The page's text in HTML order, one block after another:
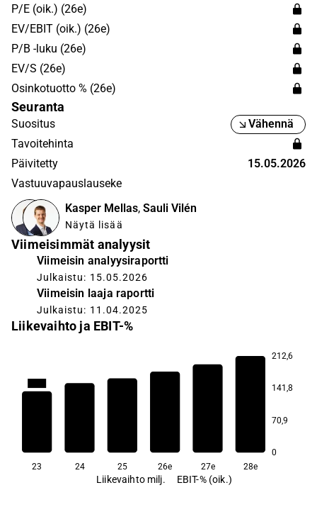
P/E (oik.) (26e)
EV/EBIT (oik.) (26e)
P/B -luku (26e)
EV/S (26e)
Osinkotuotto % (26e)
Seuranta
Suositus
Vähennä
Tavoitehinta
Päivitetty
15.05.2026
Vastuuvapauslauseke
Kasper Mellas, Sauli Vilén
Näytä lisää
Viimeisimmät analyysit
Viimeisin analyysiraportti
Julkaistu: 15.05.2026
Viimeisin laaja raportti
Julkaistu: 11.04.2025
Liikevaihto ja EBIT-%
212,6
141,8
70,9
0
23 24 25 26e 27e 28e
Liikevaihto milj. EBIT-% (oik.)